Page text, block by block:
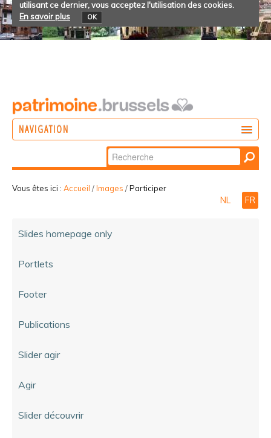
utilisant ce dernier, vous acceptez l'utilisation des cookies.
En savoir plus
OK
NAVIGATION
Chercher par
Recherche
avancée…
Vous êtes ici : Accueil /Images /Participer
NL FR
Slides homepage only
Portlets
Footer
Publications
Slider agir
Agir
Slider découvrir